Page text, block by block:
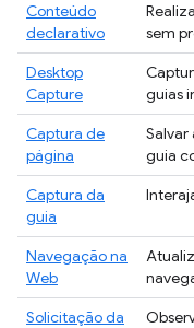
Conteúdo
declarativo
sem
Desktop
Capture
guias
Captura de
página
guia
Captura da
guia
Navegação na
Web
Solicitação da